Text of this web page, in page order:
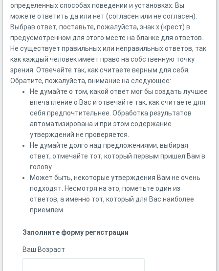
определенных способах поведении и установках. Вы
можете ответить да или нет (согласен или не согласен).
Выбрав ответ, поставьте, пожалуйста, знак х (крест) в
предусмотренном для этого месте на бланке для ответов.
Не существует правильных или неправильных ответов, так
как каждый человек имеет право на собственную точку
зрения. Отвечайте так, как считаете верным для себя.
Обратите, пожалуйста, внимание на следующее:
Не думайте о том, какой ответ мог бы создать лучшее
впечатление о Вас и отвечайте так, как считаете для
себя предпочтительнее. Обработка результатов
автоматизирована и при этом содержание
утверждений не проверяется.
Не думайте долго над предложениями, выбирая
ответ, отмечайте тот, который первым пришел Вам в
голову.
Может быть, некоторые утверждения Вам не очень
подходят. Несмотря на это, пометьте один из
ответов, а именно тот, который для Вас наиболее
приемлем.
Заполните форму регистрации
Ваш Возраст